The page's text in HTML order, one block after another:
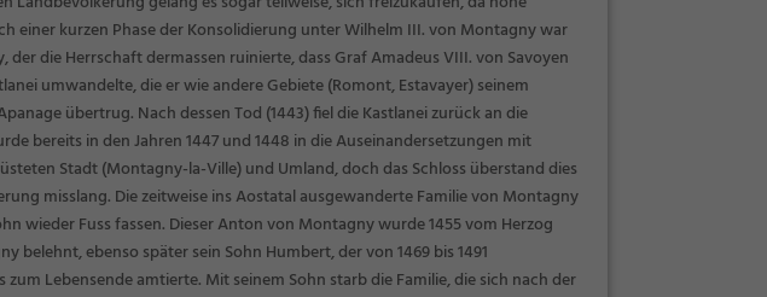
einer kurzen Phase der Konsolidierung unter Wilhelm III. von Montagny war
die Herrschaft dermassen ruinierte, dass Graf Amadeus VIII. von Savoyen
umwandelte, die er wie andere Gebiete (Romont, Estavayer) seinem
übertrug. Nach dessen Tod (1443) fiel die Kastlanei zurück an die
bereits in den Jahren 1447 und 1448 in die Auseinandersetzungen mit
Stadt (Montagny-la-Ville) und Umland, doch das Schloss überstand dies
misslang. Die zeitweise ins Aostatal ausgewanderte Familie von Montagny
wieder Fuss fassen. Dieser Anton von Montagny wurde 1455 vom Herzog
belehnt, ebenso später sein Sohn Humbert, der von 1469 bis 1491
Lebensende amtierte. Mit seinem Sohn starb die Familie, die sich nach der